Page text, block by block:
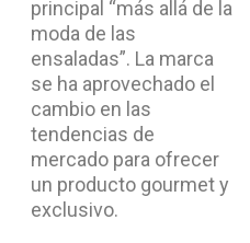
principal “más allá de la
moda de las
ensaladas”. La marca
se ha aprovechado el
cambio en las
tendencias de
mercado para ofrecer
un producto gourmet y
exclusivo.